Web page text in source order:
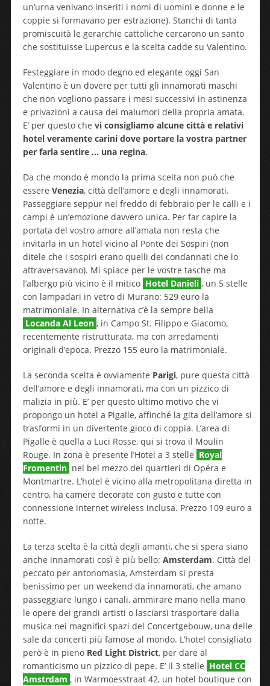
un’urna venivano inseriti i nomi di uomini e donne e le
coppie si formavano per estrazione). Stanchi di tanta
promiscuità le gerarchie cattoliche cercarono un santo
che sostituisse Lupercus e la scelta cadde su Valentino.
Festeggiare in modo degno ed elegante oggi San
Valentino è un dovere per tutti gli innamorati maschi
che non vogliono passare i mesi successivi in astinenza
e privazioni a causa dei malumori della propria amata.
E’ per questo che vi consigliamo alcune città e relativi
hotel veramente carini dove portare la vostra partner
per farla sentire … una regina.
Da che mondo è mondo la prima scelta non può che
essere Venezia, città dell’amore e degli innamorati.
Passeggiare seppur nel freddo di febbraio per le calli e i
campi è un’emozione davvero unica. Per far capire la
portata del vostro amore all’amata non resta che
invitarla in un hotel vicino al Ponte dei Sospiri (non
ditele che i sospiri erano quelli dei condannati che lo
attraversavano). Mi spiace per le vostre tasche ma
l’albergo più vicino è il mitico Hotel Danieli , un 5 stelle
con lampadari in vetro di Murano: 529 euro la
matrimoniale. In alternativa c’è la sempre bella
Locanda Al Leon , in Campo St. Filippo e Giacomo,
recentemente ristrutturata, ma con arredamenti
originali d’epoca. Prezzo 155 euro la matrimoniale.
La seconda scelta è ovviamente Parigi, pure questa città
dell’amore e degli innamorati, ma con un pizzico di
malizia in più. E’ per questo ultimo motivo che vi
propongo un hotel a Pigalle, affinché la gita dell’amore si
trasformi in un divertente gioco di coppia. L’area di
Pigalle è quella a Luci Rosse, qui si trova il Moulin
Rouge. In zona è presente l’Hotel a 3 stelle Royal
Fromentin nel bel mezzo dei quartieri di Opéra e
Montmartre. L’hotel è vicino alla metropolitana diretta in
centro, ha camere decorate con gusto e tutte con
connessione internet wireless inclusa. Prezzo 109 euro a
notte.
La terza scelta è la città degli amanti, che si spera siano
anche innamorati così è più bello: Amsterdam. Città del
peccato per antonomasia, Amsterdam si presta
benissimo per un weekend da innamorati, che amano
passeggiare lungo i canali, ammirare mano nella mano
le opere dei grandi artisti o lasciarsi trasportare dalla
musica nei magnifici spazi del Concertgebouw, una delle
sale da concerti più famose al mondo. L’hotel consigliato
però è in pieno Red Light District, per dare al
romanticismo un pizzico di pepe. E’ il 3 stelle Hotel CC
Amstrdam , in Warmoesstraat 42, un hotel boutique con